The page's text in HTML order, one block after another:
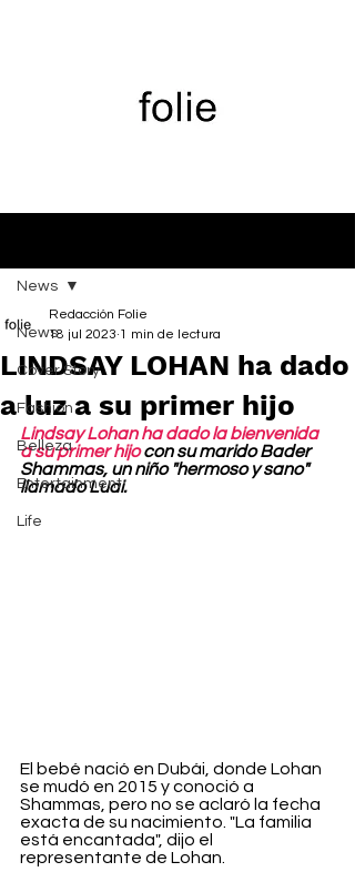
News
Cover Story
Fashion
Belleza
Entertainment
Life
News
LINDSAY LOHAN ha dado
a luz a su primer hijo
Redacción Folie
18 jul 2023 1 min de lectura
Lindsay Lohan ha dado la bienvenida
a su primer hijo con su marido Bader
Shammas, un niño "hermoso y sano"
llamado Luai.
El bebé nació en Dubái, donde Lohan
se mudó en 2015 y conoció a
Shammas, pero no se aclaró la fecha
exacta de su nacimiento. "La familia
está encantada", dijo el
representante de Lohan.